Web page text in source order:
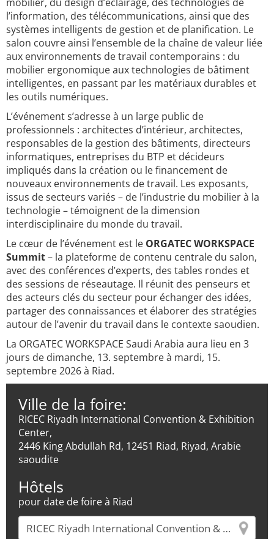
l’information, des télécommunications, ainsi que des
systèmes intelligents de gestion et de planification. Le
salon couvre ainsi l’ensemble de la chaîne de valeur liée
aux environnements de travail contemporains : du
mobilier ergonomique aux technologies de bâtiment
intelligentes, en passant par les matériaux durables et
les outils numériques.
L’événement s’adresse à un large public de
professionnels : architectes d’intérieur, architectes,
responsables de la gestion des bâtiments, directeurs
informatiques, entreprises du BTP et décideurs
impliqués dans la création ou le financement de
nouveaux environnements de travail. Les exposants,
issus de secteurs variés – de l’industrie du mobilier à la
technologie – témoignent de la dimension
interdisciplinaire du monde du travail.
Le cœur de l’événement est le ORGATEC WORKSPACE
Summit– la plateforme de contenu centrale du salon,
avec des conférences d’experts, des tables rondes et
des sessions de réseautage. Il réunit des penseurs et
des acteurs clés du secteur pour échanger des idées,
partager des connaissances et élaborer des stratégies
autour de l’avenir du travail dans le contexte saoudien.
La ORGATEC WORKSPACE Saudi Arabia aura lieu en 3
jours de dimanche, 13. septembre à mardi, 15.
septembre 2026 à Riad.
Ville de la foire:
RICEC Riyadh International Convention & Exhibition
Center,
2446 King Abdullah Rd, 12451 Riad, Riyad, Arabie
saoudite
Hôtels
pour date de foire à Riad